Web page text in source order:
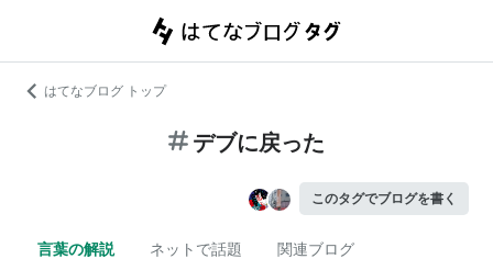
はてなブログ トップ
デブに戻った
このタグでブログを書く
言葉の解説 ネットで話題 関連ブログ